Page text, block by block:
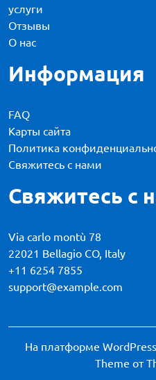
услуги
Отзывы
О нас
Информация
FAQ
Карты сайта
Политика
Свяжитесь с нами
Свяжитесь с
Via carlo montù 78
22021 Bellagio CO, Italy
+11 6254 7855
support@example.com
На платформе WordPress
Theme от